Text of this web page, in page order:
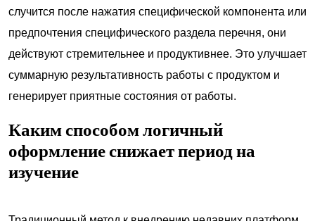
случится после нажатия специфической компонента или
предпочтения специфического раздела перечня, они
действуют стремительнее и продуктивнее. Это улучшает
суммарную результативность работы с продуктом и
генерирует приятные состояния от работы.
Каким способом логичный
оформление снижает период на
изучение